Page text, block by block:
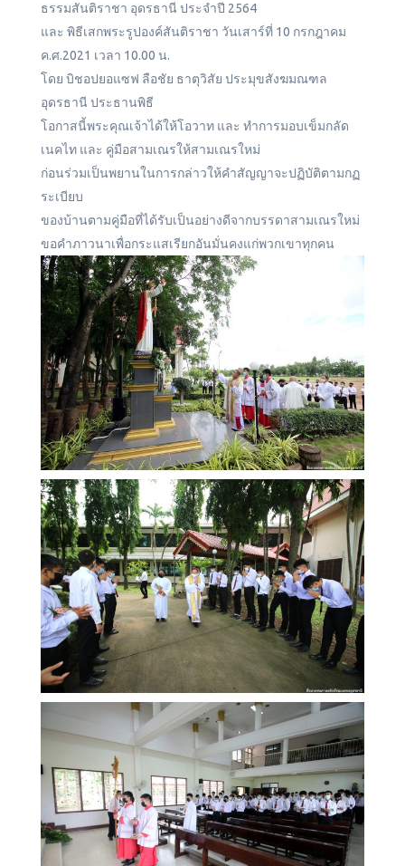
ธรรมสันติราชา อุดรธานี ประจำปี 2564
และ พิธีเสกพระรูปองค์สันติราชา วันเสาร์ที่ 10 กรกฎาคม
ค.ศ.2021 เวลา 10.00 น.
โดย บิชอปยอแซฟ ลือชัย ธาตุวิสัย ประมุขสังฆมณฑล
อุดรธานี ประธานพิธี
โอกาสนี้พระคุณเจ้าได้ให้โอวาท และ ทำการมอบเข็มกลัด
เนคไท และ คู่มือสามเณรให้สามเณรใหม่
ก่อนร่วมเป็นพยานในการกล่าวให้คำสัญญาจะปฏิบัติตามกฏ
ระเบียบ
ของบ้านตามคู่มือที่ได้รับเป็นอย่างดีจากบรรดาสามเณรใหม่
ขอคำภาวนาเพื่อกระแสเรียกอันมั่นคงแก่พวกเขาทุกคน